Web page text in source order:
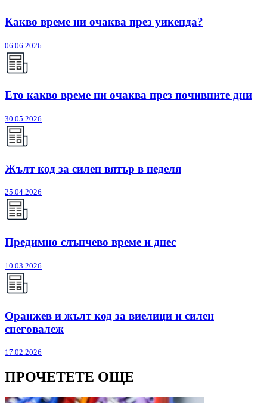
Какво време ни очаква през уикенда?
06.06.2026
Ето какво време ни очаква през почивните дни
30.05.2026
Жълт код за силен вятър в неделя
25.04.2026
Предимно слънчево време и днес
10.03.2026
Оранжев и жълт код за виелици и силен
снеговалеж
17.02.2026
ПРОЧЕТЕТЕ ОЩЕ